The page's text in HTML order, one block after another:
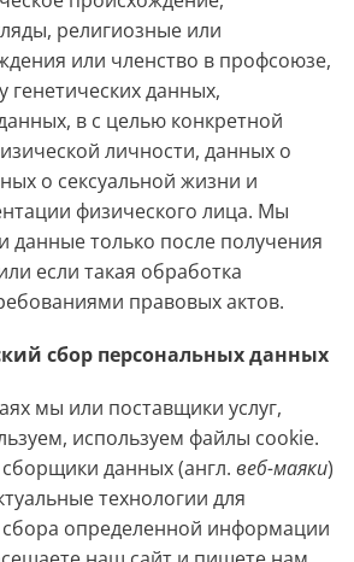
религиозные или
или членство в профсоюзе,
генетических данных,
в с целью конкретной
личности, данных о
о сексуальной жизни и
физического лица. Мы
данные только после получения
если такая обработка
правовых актов.
сбор персональных данных
мы или поставщики услуг,
используем файлы cookie.
данных (англ. веб-маяки)
технологии для
сбора определенной информации